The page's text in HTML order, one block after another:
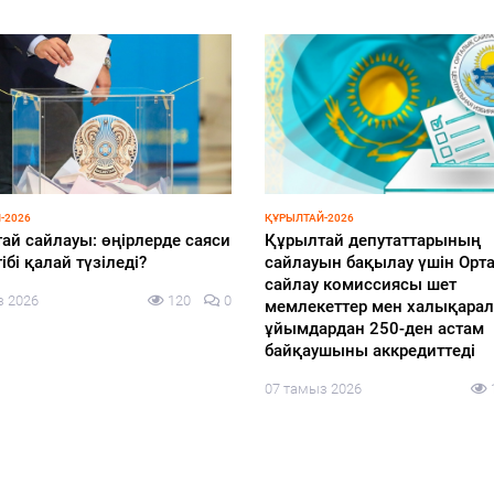
2026
открепительное
2026 148 0
ҚҰРЫЛТАЙ-2026
Центральная избирательная
комиссия Казахстана
аккредитовала еще 155
международных
девяти иностранных
четырех международных
выборами депутатов